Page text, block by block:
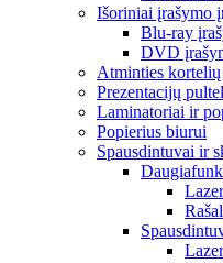
Išoriniai įrašymo
Blu-ray
DVD
Atminties
Prezentacijų
Laminatoriai ir
Popierius biurui
Spausdintuvai ir